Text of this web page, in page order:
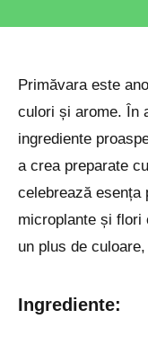
Primăvara este
culori și arome. În
ingrediente
a crea preparate
celebrează
microplante și flori
un plus de
Ingrediente: